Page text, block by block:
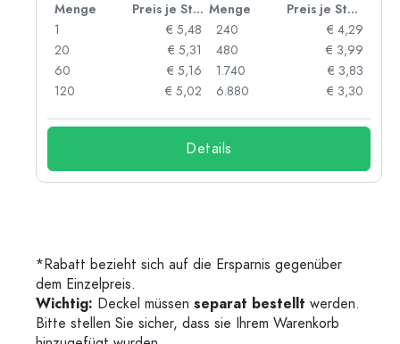
Menge Preis je Stück Menge
Preis je Stück
1
€ 5,48
20
€ 5,31
60
€ 5,16
120
€ 5,02
240
€ 4,29
480
€ 3,99
1.740
€ 3,83
6.880
€ 3,30
Details
*Rabatt bezieht sich auf die Ersparnis gegenüber
dem Einzelpreis.
Wichtig: Deckel müssen separat bestellt werden.
Bitte stellen Sie sicher, dass sie Ihrem Warenkorb